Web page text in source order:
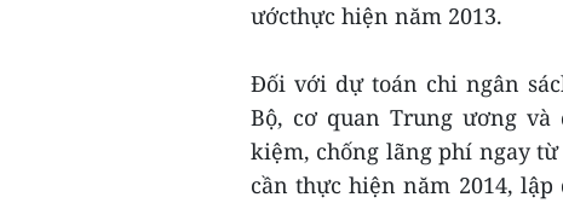
ướcthực hiện năm 2013.
Đối với dự toán chi ngân
Bộ, cơ quan Trung ương
kiệm, chống lãng phí ngay
cần thực hiện năm 2014,